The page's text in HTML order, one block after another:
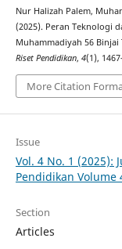
Nur Halizah Palem,
(2025). Peran Teknologi
Muhammadiyah 56
Riset Pendidikan, 4(1),
More Citation
Issue
Vol. 4 No. 1 (2025):
Pendidikan Volume
Section
Articles